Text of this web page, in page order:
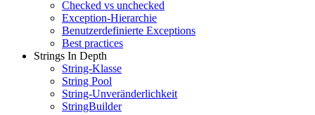
Checked vs unchecked
Exception-Hierarchie
Benutzerdefinierte Exceptions
Best practices
Strings In Depth
String-Klasse
String Pool
String-Unveränderlichkeit
StringBuilder